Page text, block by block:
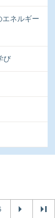
エネルギー
び